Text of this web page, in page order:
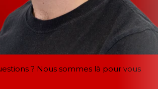
? Nous sommes là pour vous